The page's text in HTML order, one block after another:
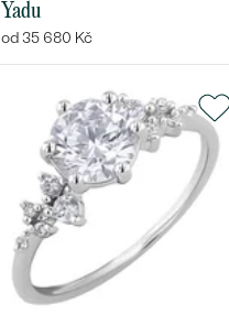
Yadu
od 35 680 Kč